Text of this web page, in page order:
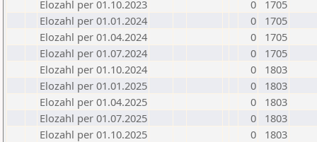
Elozahl per 01.10.2023
0
1705
Elozahl per 01.01.2024
0
1705
Elozahl per 01.04.2024
0
1705
Elozahl per 01.07.2024
0
1705
Elozahl per 01.10.2024
0
1803
Elozahl per 01.01.2025
0
1803
Elozahl per 01.04.2025
0
1803
Elozahl per 01.07.2025
0
1803
Elozahl per 01.10.2025
0
1803